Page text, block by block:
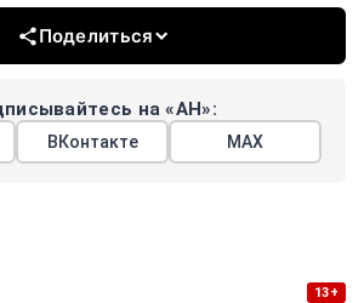
Поделиться
на «АН»:
ВКонтакте МАХ
13+